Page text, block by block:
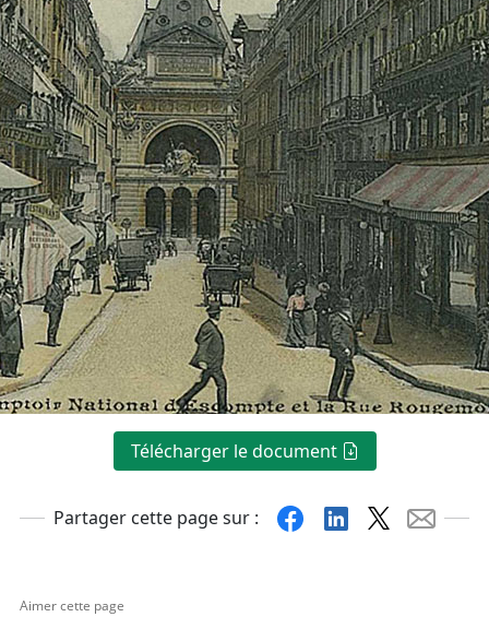
Télécharger le document
Partager cette page sur : FacebookLinkedin Mail
Aimer cette page